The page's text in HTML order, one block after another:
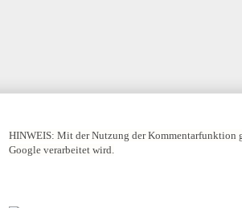
HINWEIS: Mit der Nutzung der Kommentarfunktion
Google verarbeitet wird.